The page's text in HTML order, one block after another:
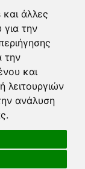
άλλες
για την
την
και
λειτουργιών
ανάλυση
COOKIES